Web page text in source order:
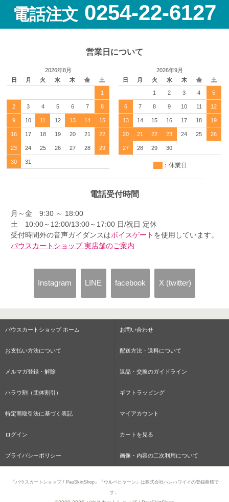
電話注文 0254-22-6127
営業日について
2026年8月
日
月 火 水 木 金 土
1
2 3 4 5 6 7 8
9 10 11 12 13 14 15
16 17 18 19 20 21 22
23 24 25 26 27 28 29
30 31
2026年9月
日
月 火 水 木 金 土
1 2 3 4 5
6 7 8 9 10 11 12
13 14 15 16 17 18 19
20 21 22 23 24 25 26
27 28 29 30
：休業日
電話受付時間
月～金 9:30 ～ 18:00
土 10:00～12:00/13:00～17:00 日/祝日 定休
受付時間外の音声ガイダンスはボイスゲート を使用しています。
パウスカートショップ 実店舗のご案内
Instagram LINE facebook X (twitter)
パウスカートショップ ホーム お問い合わせ
お支払い方法について 配送方法・送料について
メルマガ登録・解除 返品・交換のガイドライン
ハラウ割（団体割引） ギフトラッピング
特定商取引法に基づく表記 マイアカウント
ログイン カートを見る
プライバシーポリシー 画像・内容の二次利用について
『パウスカートショップ / PauSkirtShop』『ウルベヒヤーン』は株式会社ハレハワイイの登録商標で
す。